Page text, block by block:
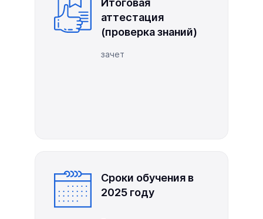
Итоговая
аттестация
(проверка знаний)
зачет
Сроки обучения в
2025 году